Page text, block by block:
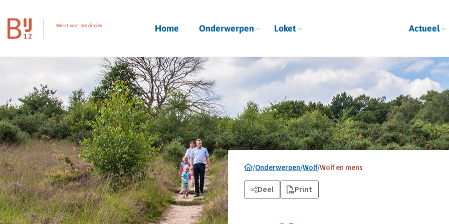
Homepagina
Home Onderwerpen Loket Actueel
/Onderwerpen/Wolf/Wolf en mens
Deel Print